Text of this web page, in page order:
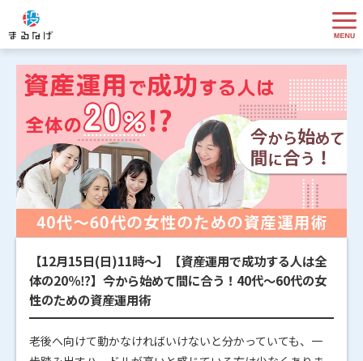
【12月15日(日)11時～】【資産運用で成功する人は全
体の20％⁉】今から始めて間に合う！40代～60代の女
性のための資産運用術
老後へ向けて動かなければいけないと分かっていても、一